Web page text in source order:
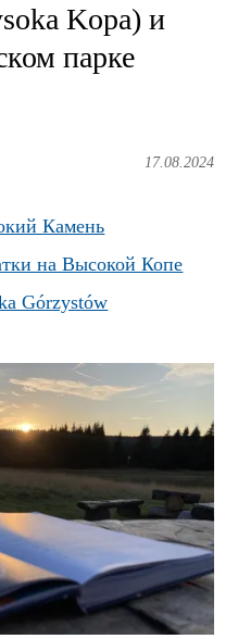
Kopa) и
парке
17.08.2024
Камень
на Высокой Копе
Górzystów